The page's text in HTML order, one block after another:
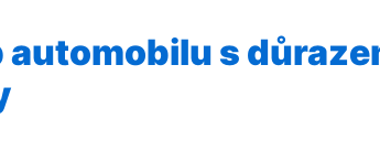
automobilu s